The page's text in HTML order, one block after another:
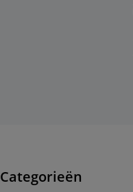
Categorieën